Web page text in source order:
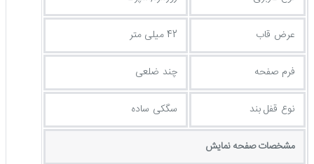
عرض قاب 42 میلی متر
فرم صفحه چند ضلعی
نوع قفل بند سگکی ساده
مشخصات صفحه نمايش